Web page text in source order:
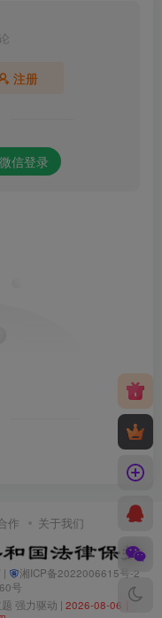
注册
微信登录
作 关于我们
|
湘ICP备2022006615号-2
号
强力驱动 | 2026-08-06丨